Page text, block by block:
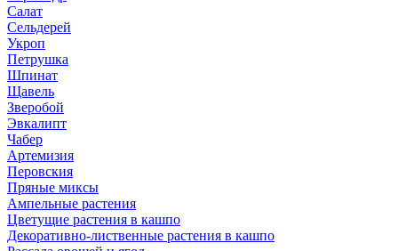
Салат
Сельдерей
Укроп
Петрушка
Шпинат
Щавель
Зверобой
Эвкалипт
Чабер
Артемизия
Перовския
Пряные миксы
Ампельные растения
Цветущие растения в кашпо
Декоративно-лиственные растения в кашпо